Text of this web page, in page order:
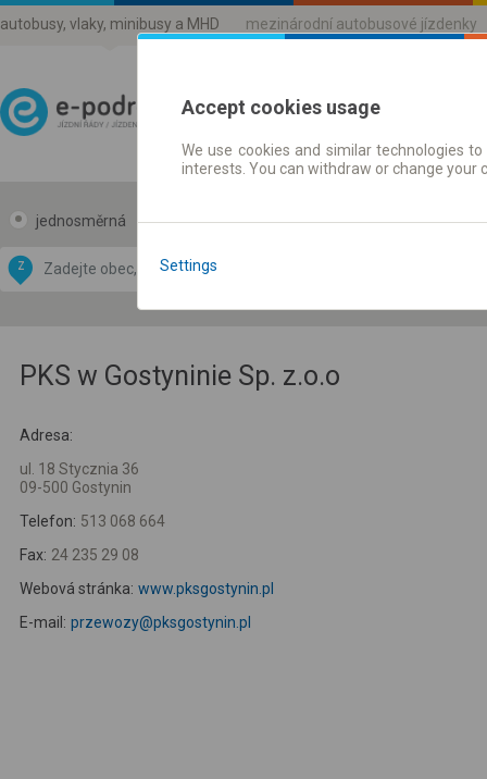
autobusy, vlaky, minibusy a MHD mezinárodní autobusové jízdenky
Jízdni řády a jízdenky
jednosměrná zpáteční
Z
by
OpenStreetMap
PKS w Gostyninie Sp. z.o.o
Adresa:
ul. 18 Stycznia 36
09-500 Gostynin
Telefon: 513 068 664
Fax: 24 235 29 08
Webová stránka: www.pksgostynin.pl
E-mail: przewozy@pksgostynin.pl
Accept cookies usage
We use cookies and similar technologies
interests. You can withdraw or change
Settings